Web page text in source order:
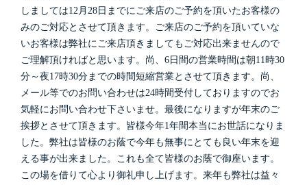
しましては12月28日までにご来店のご予約を頂いたお客様の
みのご対応とさせて頂きます。ご来店のご予約を頂いていな
いお客様は弊社にご来店頂きましてもご対応出来ませんので
ご理解頂ければと思います。尚、6日間の営業時間は朝11時30
分～夜17時30分までの時間短縮営業とさせて頂きます。尚、
メール等でのお問い合わせは24時間受付しておりますのでお
気軽にお問い合わせ下さいませ。最後になりますが年末のご
挨拶とさせて頂きます。皆様今年1年間本当にお世話になりま
した。弊社は皆様のお蔭で今年も無事にとても良い年末を迎
える事が出来ました。これも全て皆様のお蔭で御座います。
この場を借りて心より御礼申し上げます。来年も弊社は益々